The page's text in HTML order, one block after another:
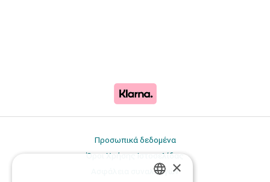
Προσωπικά δεδομένα
Όροι Χρήσης Ιστοσελίδας
Ασφάλεια συναλλαγών
×